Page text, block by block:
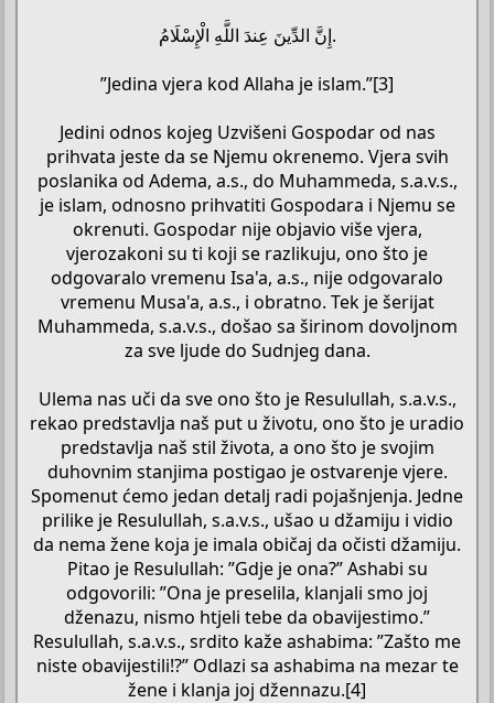
إِنَّ الدِّينَ عِندَ اللَّهِ الْإِسْلَامُ.
”Jedina vjera kod Allaha je islam.”[3]
Jedini odnos kojeg Uzvišeni Gospodar od nas
prihvata jeste da se Njemu okrenemo. Vjera svih
poslanika od Adema, a.s., do Muhammeda, s.a.v.s.,
je islam, odnosno prihvatiti Gospodara i Njemu se
okrenuti. Gospodar nije objavio više vjera,
vjerozakoni su ti koji se razlikuju, ono što je
odgovaralo vremenu Isa'a, a.s., nije odgovaralo
vremenu Musa'a, a.s., i obratno. Tek je šerijat
Muhammeda, s.a.v.s., došao sa širinom dovoljnom
za sve ljude do Sudnjeg dana.
Ulema nas uči da sve ono što je Resulullah, s.a.v.s.,
rekao predstavlja naš put u životu, ono što je uradio
predstavlja naš stil života, a ono što je svojim
duhovnim stanjima postigao je ostvarenje vjere.
Spomenut ćemo jedan detalj radi pojašnjenja. Jedne
prilike je Resulullah, s.a.v.s., ušao u džamiju i vidio
da nema žene koja je imala običaj da očisti džamiju.
Pitao je Resulullah: ”Gdje je ona?” Ashabi su
odgovorili: ”Ona je preselila, klanjali smo joj
dženazu, nismo htjeli tebe da obavijestimo.”
Resulullah, s.a.v.s., srdito kaže ashabima: ”Zašto me
niste obavijestili!?” Odlazi sa ashabima na mezar te
žene i klanja joj džennazu.[4]